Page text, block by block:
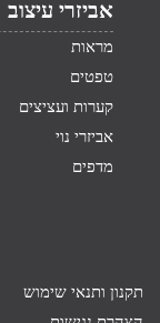
אביזרי עיצוב
מראות
טפטים
קערות ועציצים
אביזרי נוי
מדפים
תקנון ותנאי שימוש